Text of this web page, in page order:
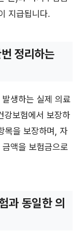
지급됩니다.
정리하는
생하는 실제 의료
강보험에서 보장하
목을 보장하며, 자
액을 보험금으로
과 동일한 의